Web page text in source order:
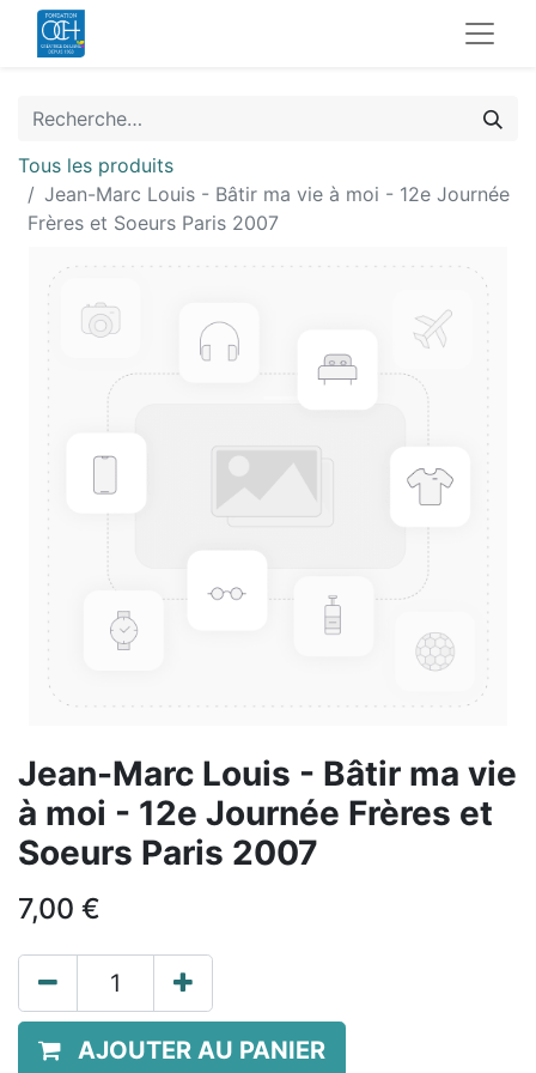
Tous les produits
Jean-Marc Louis - Bâtir ma vie à moi - 12e Journée
Frères et Soeurs Paris 2007
Jean-Marc Louis - Bâtir ma vie
à moi - 12e Journée Frères et
Soeurs Paris 2007
7,00 €
AJOUTER AU PANIER